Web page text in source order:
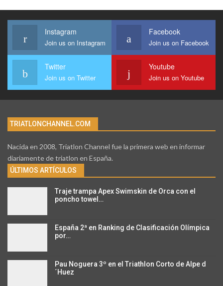
Instagram
Join us on Instagram
Facebook
Join us on Facebook
Twitter
Join us on Twitter
Youtube
Join us on Youtube
TRIATLONCHANNEL.COM
Nacida en 2008, Triatlon Channel fue la primera web en informar
diariamente de triatlon en España.
ÚLTIMOS ARTÍCULOS
Traje trampa Apex Swimskin de Orca con el
poncho towel…
España 2ª en Ranking de Clasificación Olímpica
por…
Pau Noguera 3º en el Triathlon Corto de Alpe d
´Huez